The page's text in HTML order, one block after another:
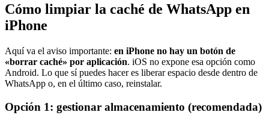
Cómo limpiar la caché de WhatsApp en
iPhone
Aquí va el aviso importante: en iPhone no hay un botón de
«borrar caché» por aplicación. iOS no expone esa opción como
Android. Lo que sí puedes hacer es liberar espacio desde dentro de
WhatsApp o, en el último caso, reinstalar.
Opción 1: gestionar almacenamiento (recomendada)